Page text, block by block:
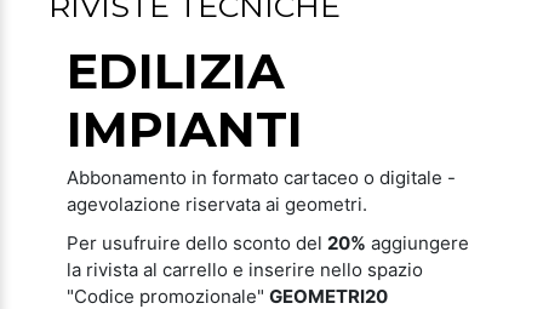
EDILIZIA
IMPIANTI
Abbonamento in formato cartaceo o digitale -
agevolazione riservata ai geometri.
Per usufruire dello sconto del 20% aggiungere
la rivista al carrello e inserire nello spazio
"Codice promozionale" GEOMETRI20